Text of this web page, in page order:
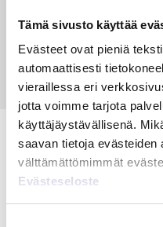
Tämä sivusto käyttää
Evästeet ovat pieniä
automaattisesti
vieraillessa eri
jotta voimme tarjota
käyttäjäystävällisenä.
saavan tietoja
välttämättömimmät
Evästeseloste
15.5.2023 10 min